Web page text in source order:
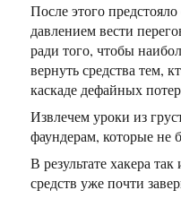
После этого
давлением вести
ради того, чтобы
вернуть средства тем,
каскаде дефайных
Извлечем уроки из
фаундерам, которые не
В результате хакера
средств уже почти